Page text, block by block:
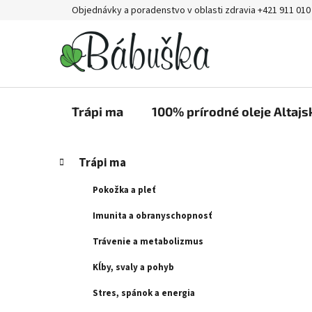
Objednávky a poradenstvo v oblasti zdravia +421 911 010
Trápi ma 100% prírodné oleje
B
Preskočiť
kategórie
K
a
Trápi ma
Pokožka a pleť
Imunita a obranyschopnosť
Trávenie a metabolizmus
Kĺby, svaly a pohyb
Stres, spánok a energia